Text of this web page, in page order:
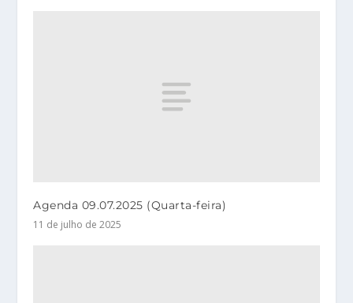
Agenda 09.07.2025 (Quarta-feira)
11 de julho de 2025